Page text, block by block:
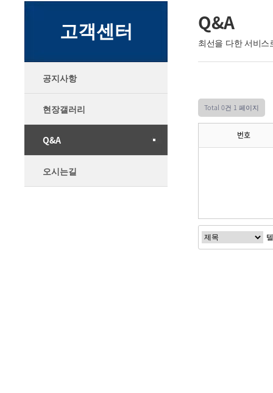
고객센터
공지사항
현장갤러리
Q&A
오시는길
Q&A
최선을 다한 서비
Total 0건 1 페이지
번호